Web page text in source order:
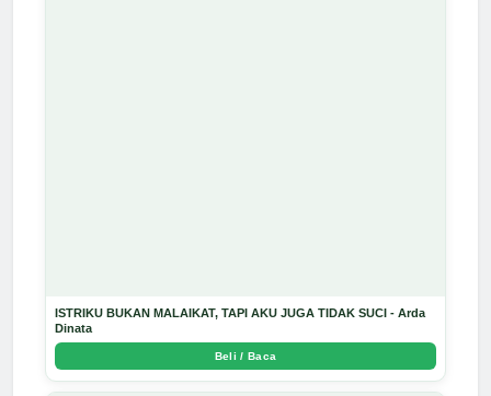
ISTRIKU BUKAN MALAIKAT, TAPI AKU JUGA TIDAK SUCI - Arda
Dinata
Beli / Baca